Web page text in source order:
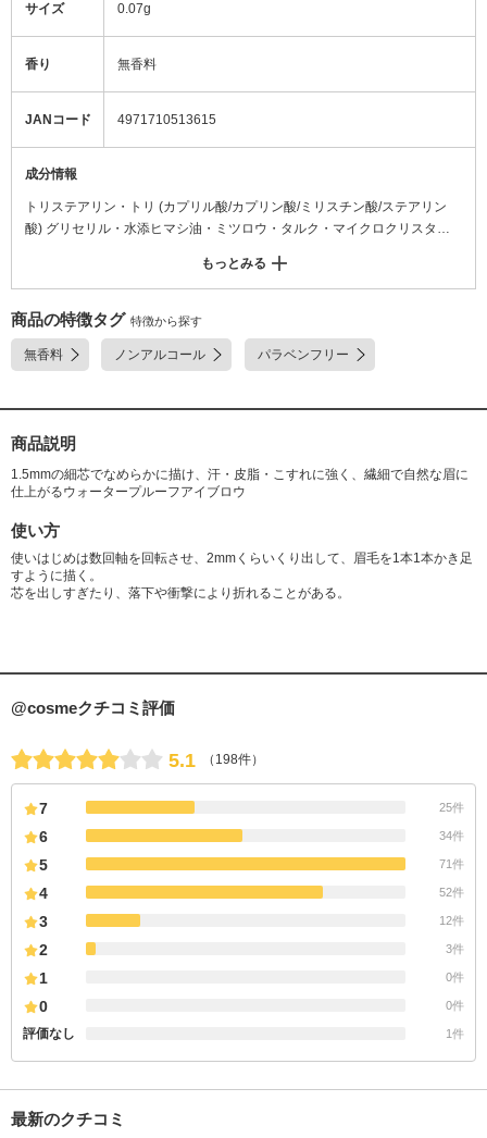
サイズ 0.07g
香り 無香料
JANコード 4971710513615
成分情報
トリステアリン・トリ (カプリル酸/カプリン酸/ミリスチン酸/ステアリン
酸) グリセリル・水添ヒマシ油・ミツロウ・タルク・マイクロクリスタリ
フラワー油・シア脂・トコフェロール・ホホバ種子油・BHT・ (アクリレ
ーツ/アクリル酸ステアリル/メタクリル酸ジメチコン) コポリマー・オレイ
ン酸フィトステリル・スクワラン・ダイマージリノール酸 (フィトステリ
ル/イソステアリル/セチル/ステアリル/ベヘニル) ・リンゴ酸ジイソステア
リル・ワセリン・水添ポリイソブテン・マイカ・酸化チタン・酸化鉄
もっとみる
商品の特徴タグ 特徴から探す
無香料 ノンアルコール パラベンフリー
商品説明
1.5mmの細芯でなめらかに描け、汗・皮脂・こすれに強く、繊細で自然な眉に
仕上がるウォータープルーフアイブロウ
使い方
使いはじめは数回軸を回転させ、2mmくらいくり出して、眉毛を1本1本かき足
すように描く。
芯を出しすぎたり、落下や衝撃により折れることがある。
@cosmeクチコミ評価
5.1 （198件）
7 25件
6 34件
5 71件
4 52件
3 12件
2 3件
1 0件
0 0件
評価なし 1件
最新のクチコミ